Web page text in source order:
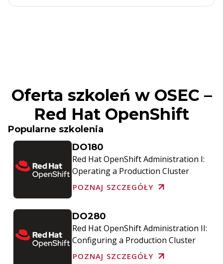
Oferta szkoleń w OSEC –
Red Hat OpenShift
Popularne szkolenia
DO180
Red Hat OpenShift Administration I:
Operating a Production Cluster
POZNAJ SZCZEGÓŁY
DO280
Red Hat OpenShift Administration II:
Configuring a Production Cluster
POZNAJ SZCZEGÓŁY